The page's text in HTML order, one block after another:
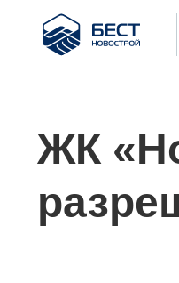
Бест
Новострой
ЖК